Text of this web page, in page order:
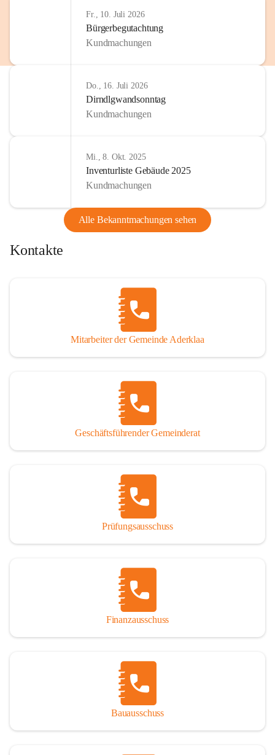
Fr., 10. Juli 2026
Bürgerbegutachtung
Kundmachungen
Do., 16. Juli 2026
Dirndlgwandsonntag
Kundmachungen
Mi., 8. Okt. 2025
Inventurliste Gebäude 2025
Kundmachungen
Alle Bekanntmachungen sehen
Kontakte
Mitarbeiter der Gemeinde Aderklaa
Geschäftsführender Gemeinderat
Prüfungsausschuss
Finanzausschuss
Bauausschuss